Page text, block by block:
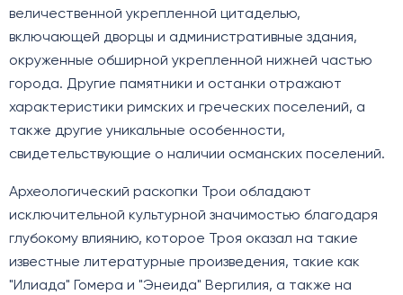
величественной укрепленной цитаделью,
включающей дворцы и административные здания,
окруженные обширной укрепленной нижней частью
города. Другие памятники и останки отражают
характеристики римских и греческих поселений, а
также другие уникальные особенности,
свидетельствующие о наличии османских поселений.
Археологический раскопки Трои обладают
исключительной культурной значимостью благодаря
глубокому влиянию, которое Троя оказал на такие
известные литературные произведения, такие как
"Илиада" Гомера и "Энеида" Вергилия, а также на